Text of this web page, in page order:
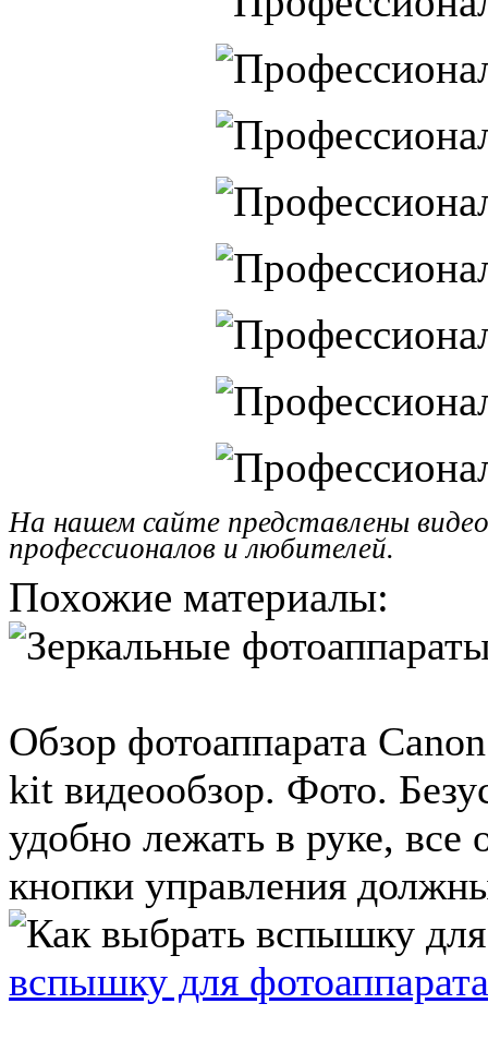
На нашем сайте представлены
профессионалов и любителей.
Похожие материалы:
Обзор фотоаппарата
kit видеообзор. Фото.
удобно лежать в руке, все
кнопки управления
вспышку для фотоаппарата